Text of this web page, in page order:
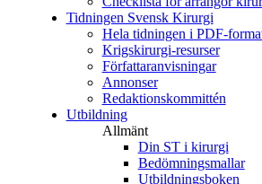
Tidningen Svensk Kirurgi
Hela tidningen i PDF-
Krigskirurgi-resurser
Författaranvisningar
Annonser
Redaktionskommittén
Utbildning
Allmänt
Din ST i kirurgi
Bedömningsmallar
Utbildningsboken